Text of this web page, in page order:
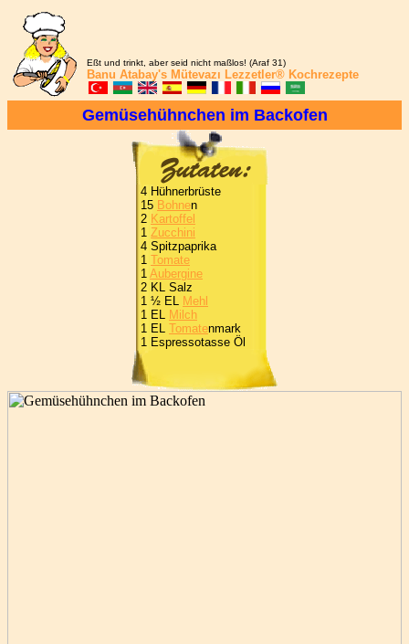
Eßt und trinkt, aber seid nicht maßlos! (Araf 31)
Banu Atabay's Mütevazı Lezzetler® Kochrezepte
Gemüsehühnchen im Backofen
4 Hühnerbrüste
15 Bohnen
2 Kartoffel
1 Zucchini
4 Spitzpaprika
1 Tomate
1 Aubergine
2 KL Salz
1 ½ EL Mehl
1 EL Milch
1 EL Tomatenmark
1 Espressotasse Öl